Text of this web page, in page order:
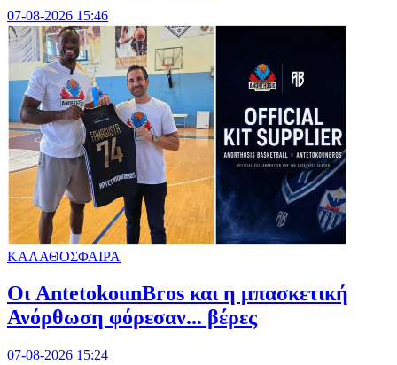
07-08-2026 15:46
ΚΑΛΑΘΟΣΦΑΙΡΑ
Oι AntetokounBros και η μπασκετική
Ανόρθωση φόρεσαν... βέρες
07-08-2026 15:24